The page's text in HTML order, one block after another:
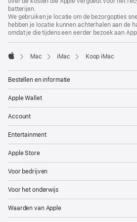
venster
batterijen.
We gebruiken je locatie om de bezorgopties
hebben je locatie kunnen achterhalen aan de
omdat je die tijdens een eerder bezoek aan
Mac iMac Koop iMac
Bestellen en informatie
Apple Wallet
Account
Entertainment
Apple Store
Voor bedrijven
Voor het onderwijs
Waarden van Apple